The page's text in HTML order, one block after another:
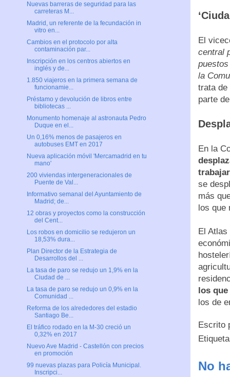
El
central
la
trata
parte
En la
se
más
los que
El
los que
los de
Escrito
No
Nuevas barreras de seguridad para las
carreteras M...
Madrid, un referente de la fecundación in
vitro en...
Cambios en el protocolo por alta
contaminación par...
Inscripción en los centros abiertos en
inglés y de...
1.850 viajeros en la primera semana de
funcionamie...
Préstamo y devolución de libros entre
bibliotecas ...
Monumento homenaje al astronauta Pedro
Duque en el...
Un 0,16% menos de pasajeros en
autobuses EMT en 2017
Nueva aplicación móvil 'Mercamadrid en tu
mano'
200 viviendas intergeneracionales de
Puente de Val...
Informativo semanal del Ayuntamiento de
Madrid; de...
12 obras y proyectos como la construcción
del Cent...
Los robos en domicilio se redujeron un
18,53% dura...
Plan Director de la Estrategia de
Desarrollos del ...
La tasa de paro se redujo un 1,9% en la
Ciudad de ...
La tasa de paro se redujo un 0,9% en la
Comunidad ...
Reforma de los alrededores del estadio
Santiago Be...
El tráfico rodado en la M-30 creció un
0,32% en 2017
Nuevo Ave Madrid - Castellón con precios
en promoción
99 nuevas plazas para Policía Municipal.
Inscripci...